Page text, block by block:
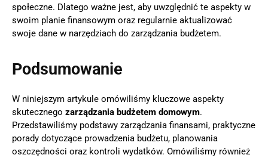
społeczne. Dlatego ważne jest, aby uwzględnić te aspekty w
swoim planie finansowym oraz regularnie aktualizować
swoje dane w narzędziach do zarządzania budżetem.
Podsumowanie
W niniejszym artykule omówiliśmy kluczowe aspekty
skutecznego zarządzania budżetem domowym.
Przedstawiliśmy podstawy zarządzania finansami, praktyczne
porady dotyczące prowadzenia budżetu, planowania
oszczędności oraz kontroli wydatków. Omówiliśmy również